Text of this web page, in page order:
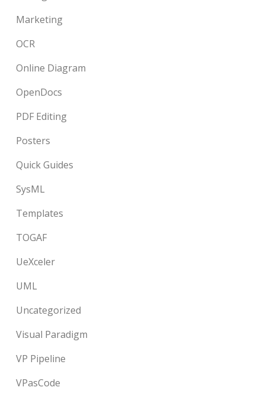
Marketing
OCR
Online Diagram
OpenDocs
PDF Editing
Posters
Quick Guides
SysML
Templates
TOGAF
UeXceler
UML
Uncategorized
Visual Paradigm
VP Pipeline
VPasCode